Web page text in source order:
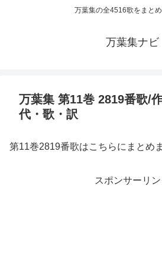
万葉集の全4516歌をまと
万葉集ナビ
万葉集 第11巻 2819番歌/
代・歌・訳
第11巻2819番歌はこちらにまとめ
スポンサーリン